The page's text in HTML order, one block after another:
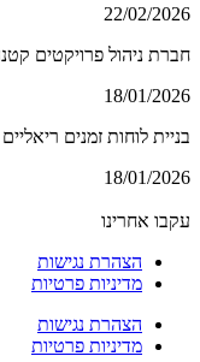
22/02/2026
חברת ניהול פרויקטים
18/01/2026
בניית לוחות זמנים
18/01/2026
עקבו אחרינו
הצהרת נגישות
מדיניות פרטיות
הצהרת נגישות
מדיניות פרטיות